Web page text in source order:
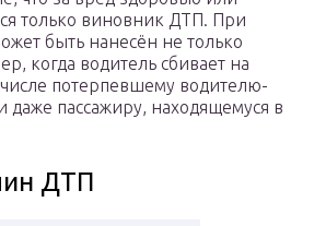
только виновник ДТП. При
быть нанесён не только
когда водитель сбивает на
потерпевшему водителю-
даже пассажиру, находящемуся в
ДТП